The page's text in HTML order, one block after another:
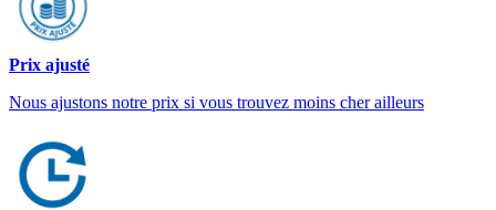
Prix ajusté
Nous ajustons notre prix si vous trouvez moins cher ailleurs